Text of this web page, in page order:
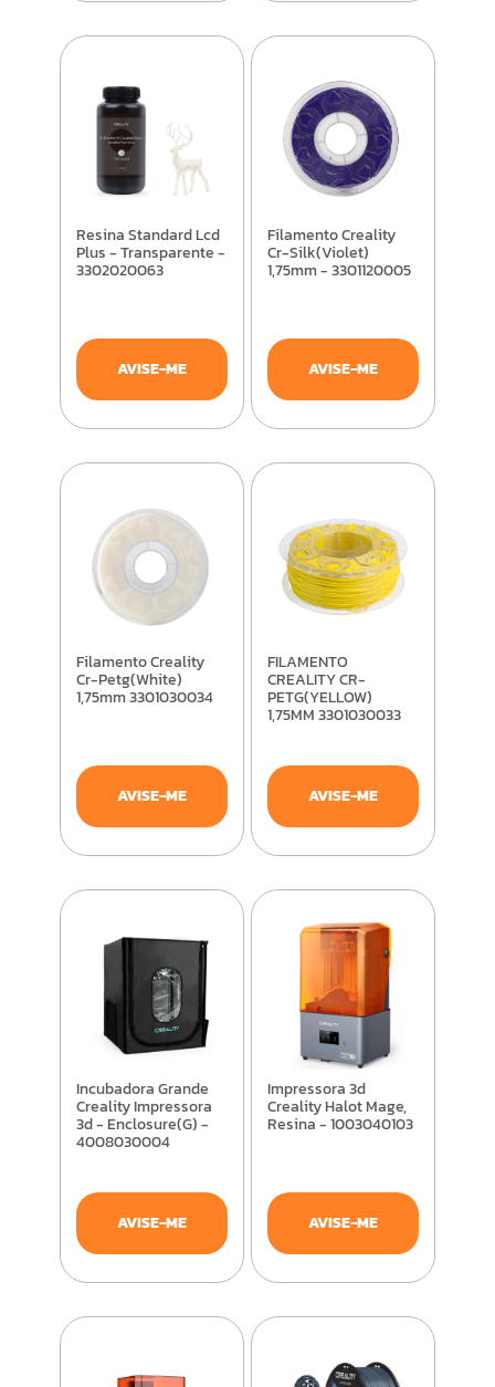
Resina Standard Lcd
Plus - Transparente -
3302020063
AVISE-ME
Filamento Creality
Cr-Silk(Violet)
1,75mm - 3301120005
AVISE-ME
Filamento Creality
Cr-Petg(White)
1,75mm 3301030034
AVISE-ME
FILAMENTO
CREALITY CR-
PETG(YELLOW)
1,75MM 3301030033
AVISE-ME
Incubadora Grande
Creality Impressora
3d - Enclosure(G) -
4008030004
AVISE-ME
Impressora 3d
Creality Halot Mage,
Resina - 1003040103
AVISE-ME